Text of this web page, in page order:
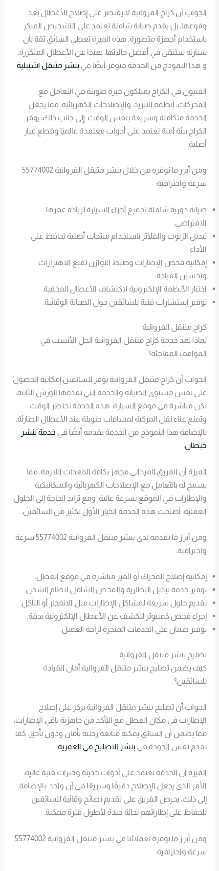
الجواب أن كراج الفروانية لا يقتصر على إصلاح الأعطال بعد
وقوعها، بل يقدم صيانة شاملة تعتمد على التشخيص المبكر
باستخدام أجهزة متطورة. هذه الميزة تعطي السائق ثقة بأن
سيارته ستبقى في أفضل حالاتها، بعيدًا عن الأعطال المتكررة.
و هذا النموذج من الخدمة متوفر أيضًا فيبنشر متنقل اشبيلية.
الفنيون في الكراج يمتلكون خبرة طويلة في التعامل مع
المحركات، أنظمة التبريد، والإصلاحات الكهربائية، مما يجعل
الخدمة متكاملة وسريعة بنفس الوقت. إلى جانب ذلك، يوفر
الكراج بيئة آمنة تعتمد على أدوات معتمدة عالميًا وقطع غيار
أصلية.
ومن أبرز ما نوفره من خلال بنشر متنقل الفروانية 55774002
سرعة واحترافية:
صيانة دورية شاملة لجميع أجزاء السيارة لزيادة عمرها
الافتراضي.
تبديل الزيوت والفلاتر باستخدام منتجات أصلية تحافظ على
الأداء.
إمكانية فحص الإطارات وضبط التوازن لمنع الاهتزازات
وتحسين القيادة.
اختبار الأنظمة الإلكترونية لاكتشاف الأعطال المخفية.
توفير استشارات فنية للسائقين حول الصيانة الوقائية.
كراج متنقل الفروانية
لماذا تعد خدمة كراج متنقل الفروانية الحل الأنسب في
المواقف المفاجئة؟
الجواب أن كراج متنقل الفروانية يوفر للسائقين إمكانية الحصول
على نفس مستوى الصيانة والخدمة التي تقدمها الورش الثابتة،
لكن مباشرة في موقع السيارة. هذه الخدمة تختصر الوقت
وتمنع عناء نقل المركبة لمسافات طويلة عند الأعطال الطارئة.
بالإضافة هذا النموذج من الخدمة نقدمه أيضًا في خدمة بنشر
خيطان.
الميزة أن الفريق الميداني مجهز بكافة المعدات اللازمة، مما
يسمح له بالتعامل مع الإصلاحات الكهربائية والميكانيكية
والإطارات في الموقع بسرعة عالية. ومع تزايد الحاجة إلى الحلول
العملية، أصبحت هذه الخدمة الخيار الأول لكثير من السائقين.
ومن أبرز ما نقدمه لدى بنشر متنقل الفروانية 55774002 سرعة
واحترافية:
إمكانية إصلاح المحرك أو القير مباشرة في موقع العطل.
توفير خدمة تبديل البطارية والفحص الشامل لنظام الشحن.
تقديم حلول سريعة لمشاكل الإطارات مثل الانفجار أو التآكل.
إجراء فحص كمبيوتر للكشف عن الأعطال الإلكترونية بدقة.
توفير ضمان على الخدمات المنجزة لراحة العميل.
تصليح بنشر متنقل الفروانية
كيف يضمن تصليح بنشر متنقل الفروانية أمان القيادة
للسائقين؟
الجواب أن تصليح بنشر متنقل الفروانية يركز على إصلاح
الإطارات في مكان العطل مع التأكد من جاهزية باقي الإطارات،
مما يضمن أن السائق يمكنه متابعة رحلته بأمان ودون تأخير، كما
نقدم نفس الجودة فيبنشر التصليح في العمرية.
الميزة أن الخدمة تعتمد على أدوات حديثة وخبرات فنية عالية،
الأمر الذي يجعل الإصلاح دقيقًا وسريعًا في آن واحد. بالإضافة
إلى ذلك، يحرص الفريق على تقديم نصائح وقائية للسائقين
للحفاظ على إطاراتهم بحالة جيدة لأطول فترة ممكنة.
ومن أبرز ما نوفره لعملائنا في بنشر متنقل الفروانية 55774002
سرعة واحترافية: